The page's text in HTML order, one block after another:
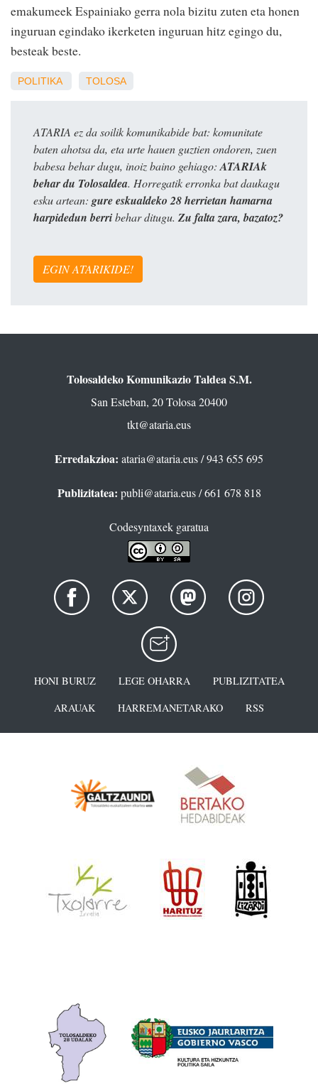
emakumeek Espainiako gerra nola bizitu zuten eta honen
inguruan egindako ikerketen inguruan hitz egingo du,
besteak beste.
POLITIKA TOLOSA
ATARIA ez da soilik komunikabide bat: komunitate
baten ahotsa da, eta urte hauen guztien ondoren, zuen
babesa behar dugu, inoiz baino gehiago:ATARIAk
behar du Tolosaldea. Horregatik erronka bat daukagu
esku artean: gure eskualdeko 28 herrietan hamarna
harpidedun berribehar ditugu. Zu falta zara, bazatoz?
EGIN ATARIKIDE!
Tolosaldeko Komunikazio Taldea S.M.
San Esteban, 20 Tolosa 20400
tkt@ataria.eus
Erredakzioa: ataria@ataria.eus/ 943 655 695
Publizitatea: publi@ataria.eus/ 661 678 818
Codesyntaxek garatua
HONI BURUZ LEGE OHARRA
PUBLIZITATEA
ARAUAK
HARREMANETARAKO RSS